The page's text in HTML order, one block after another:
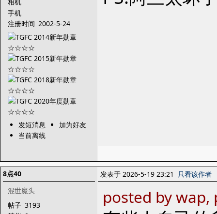
相机
手机
注册时间 2002-5-24
发短消息
加为好友
当前离线
8点40
混世魔头
帖子 3193
发表于 2026-5-19 23:21 只看该作者
posted by